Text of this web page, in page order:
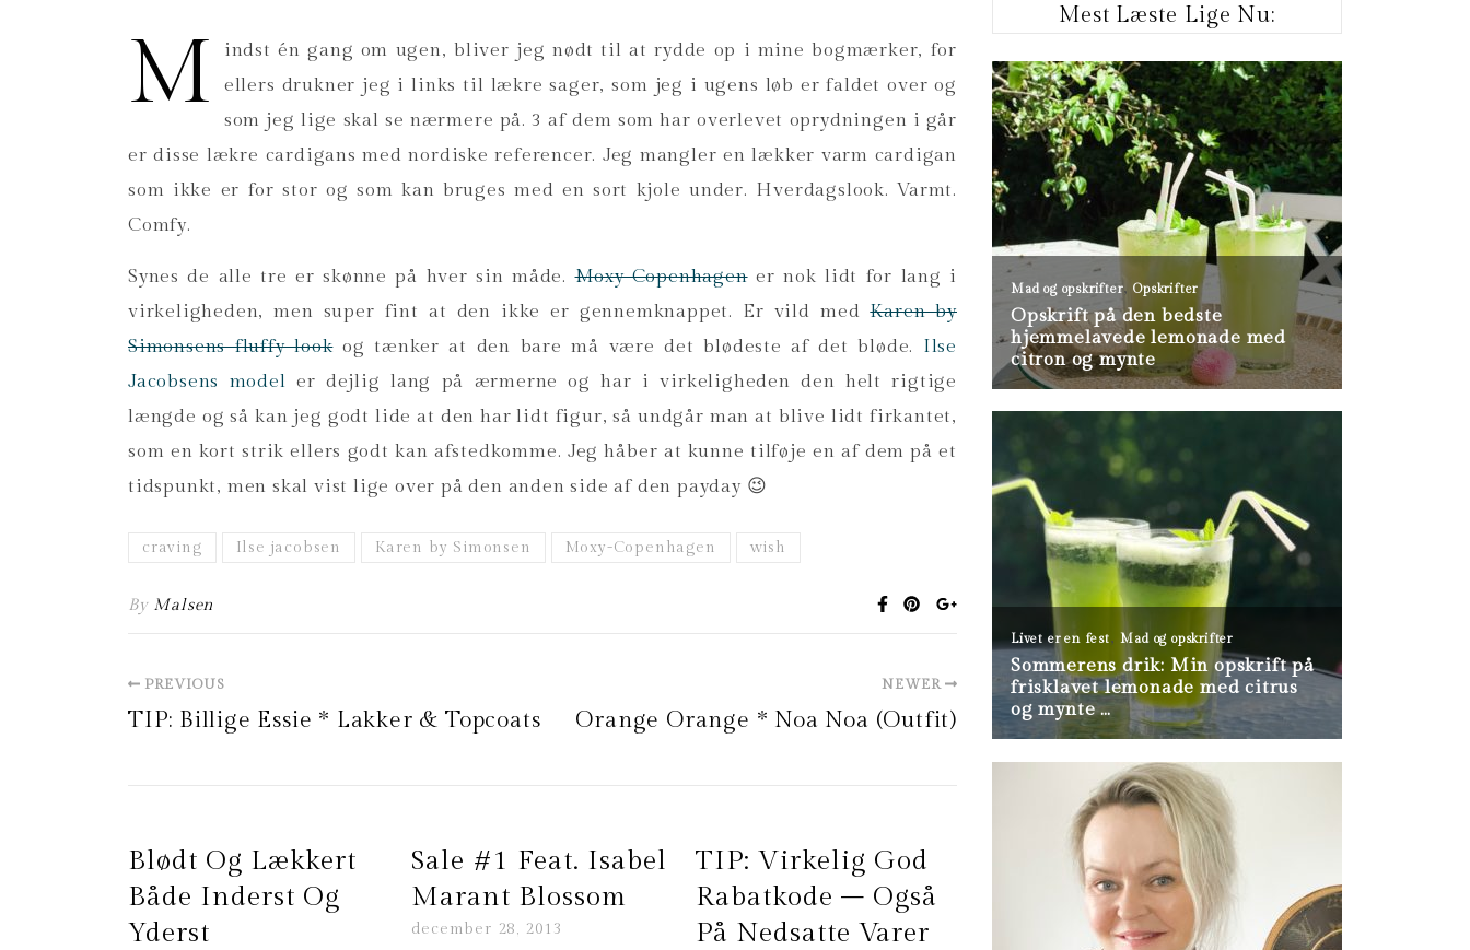
M
indst én gang om ugen, bliver jeg nødt til at rydde op i mine bogmærker, for
ellers drukner jeg i links til lækre sager, som jeg i ugens løb er faldet over og
som jeg lige skal se nærmere på. 3 af dem som har overlevet oprydningen i går
er disse lækre cardigans med nordiske referencer. Jeg mangler en lækker varm cardigan
som ikke er for stor og som kan bruges med en sort kjole under. Hverdagslook. Varmt.
Comfy.
Synes de alle tre er skønne på hver sin måde.Moxy-Copenhagener nok lidt for lang i
virkeligheden, men super fint at den ikke er gennemknappet. Er vild medKaren by
Simonsens fluffy lookog tænker at den bare må være det blødeste af det bløde. Ilse
Jacobsens model er dejlig lang på ærmerne og har i virkeligheden den helt rigtige
længde og så kan jeg godt lide at den har lidt figur, så undgår man at blive lidt firkantet,
som en kort strik ellers godt kan afstedkomme. Jeg håber at kunne tilføje en af dem på et
tidspunkt, men skal vist lige over på den anden side af den payday 😉
craving Ilse jacobsen Karen by Simonsen Moxy-Copenhagen wish
By Malsen
PREVIOUS
TIP: Billige Essie * Lakker & Topcoats
NEWER
Orange Orange * Noa Noa (outfit)
Blødt Og Lækkert
Både Inderst Og
Yderst
Sale #1 Feat. Isabel
Marant Blossom
december 28, 2013
TIP: Virkelig God
Rabatkode – Også
På Nedsatte Varer
Mest Læste Lige Nu: